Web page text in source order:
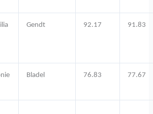
Gendt 92.17 91.83
Bladel 76.83 77.67